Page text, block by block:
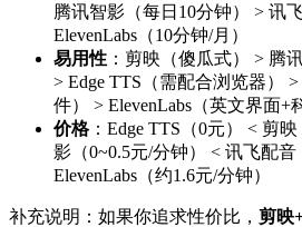
腾讯智影（每日10分钟） > 讯
ElevenLabs（10分钟/月）
易用性 ：剪映（傻瓜式） > 腾
> Edge TTS（需配合浏览器）
件） > ElevenLabs（英文界面+
价格：Edge TTS（0元） < 剪
影（0~0.5元/分钟） < 讯飞配
ElevenLabs（约1.6元/分钟）
补充说明：如果你追求性价比， 剪映